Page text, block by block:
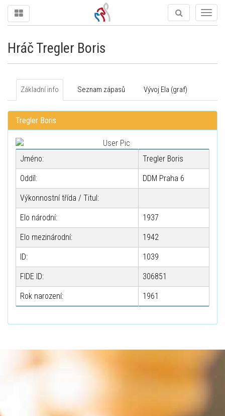
Hráč Tregler Boris
Základní info Seznam zápasů Vývoj Ela (graf)
Tregler Boris
Jméno: Tregler Boris
Oddíl: DDM Praha 6
Výkonnostní třída / Titul:
Elo národní: 1937
Elo mezinárodní: 1942
ID: 1039
FIDE ID: 306851
Rok narození: 1961